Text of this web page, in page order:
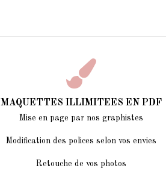
MAQUETTES ILLIMITEES EN PDF
Mise en page par nos graphistes
Modification des polices selon vos envies
Retouche de vos photos